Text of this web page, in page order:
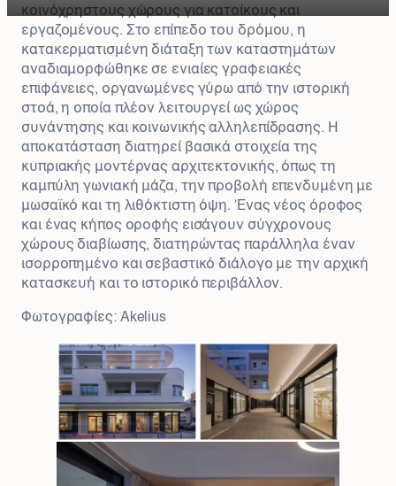
κοινόχρηστους χώρους για κατοίκους και
εργαζομένους. Στο επίπεδο του δρόμου, η
κατακερματισμένη διάταξη των καταστημάτων
αναδιαμορφώθηκε σε ενιαίες γραφειακές
επιφάνειες, οργανωμένες γύρω από την ιστορική
στοά, η οποία πλέον λειτουργεί ως χώρος
συνάντησης και κοινωνικής αλληλεπίδρασης. Η
αποκατάσταση διατηρεί βασικά στοιχεία της
κυπριακής μοντέρνας αρχιτεκτονικής, όπως τη
καμπύλη γωνιακή μάζα, την προβολή επενδυμένη με
μωσαϊκό και τη λιθόκτιστη όψη. Ένας νέος όροφος
και ένας κήπος οροφής εισάγουν σύγχρονους
χώρους διαβίωσης, διατηρώντας παράλληλα έναν
ισορροπημένο και σεβαστικό διάλογο με την αρχική
κατασκευή και το ιστορικό περιβάλλον.
Φωτογραφίες: Akelius